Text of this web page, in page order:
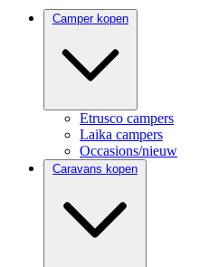
Camper kopen
Etrusco campers
Laika campers
Occasions/nieuw
Caravans kopen